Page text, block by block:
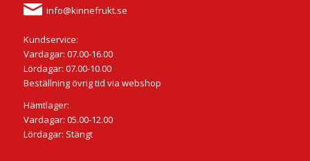
info@kinnefrukt.se
Kundservice:
Vardagar: 07.00-16.00
Lördagar: 07.00-10.00
Beställning övrig tid via webshop
Hämtlager:
Vardagar: 05.00-12.00
Lördagar: Stängt